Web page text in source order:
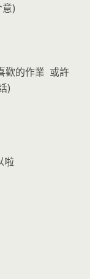
)
歡的作業 或許
)
啦